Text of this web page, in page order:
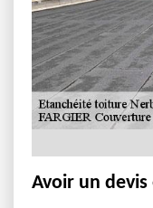
Avoir un